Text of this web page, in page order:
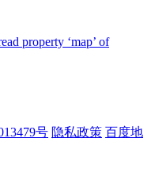
property ‘map’ of
号 隐私政策 百度地